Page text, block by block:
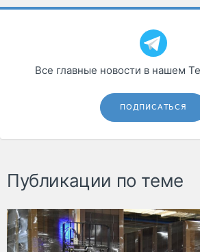
Все главные новости в нашем
ПОДПИСАТЬСЯ
Публикации по теме